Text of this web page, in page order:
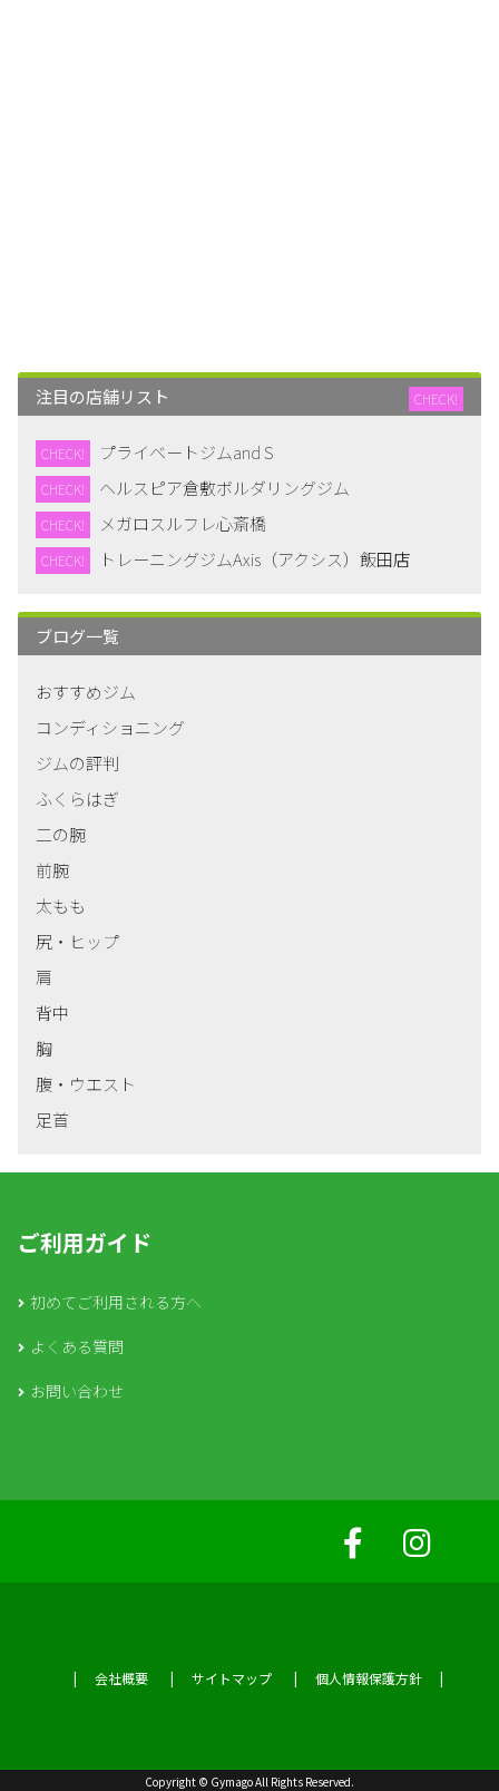
注目の店舗リスト CHECK!
CHECK! プライベートジムand S
CHECK! ヘルスピア倉敷ボルダリングジム
CHECK! メガロスルフレ心斎橋
CHECK! トレーニングジムAxis（アクシス）飯田店
ブログ一覧
おすすめジム
コンディショニング
ジムの評判
ふくらはぎ
二の腕
前腕
太もも
尻・ヒップ
肩
背中
胸
腹・ウエスト
足首
ご利用ガイド
初めてご利用される方へ
よくある質問
お問い合わせ
会社概要 サイトマップ 個人情報保護方針
Copyright © Gymago All Rights Reserved.